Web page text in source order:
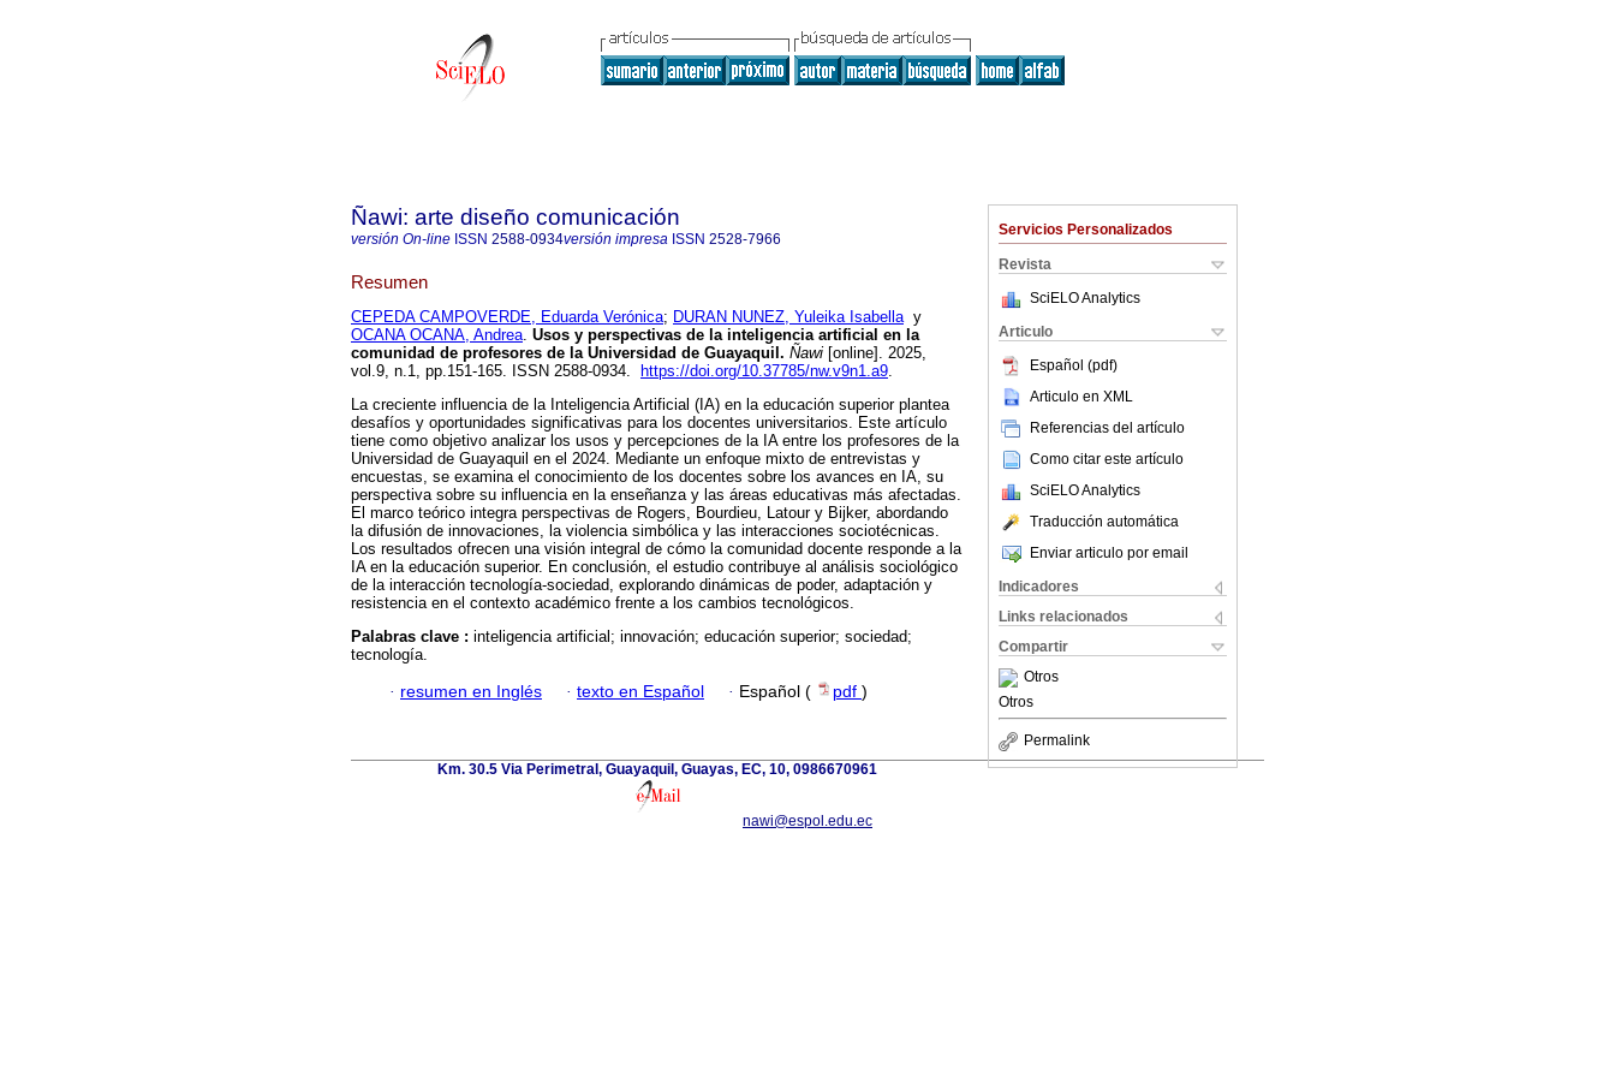
Servicios Personalizados
Revista
SciELO Analytics
Articulo
Español (pdf)
Articulo en XML
Referencias del artículo
Como citar este artículo
SciELO Analytics
Traducción automática
Enviar articulo por email
Indicadores
Links relacionados
Compartir
Otros
Otros
Permalink
Ñawi: arte diseño comunicación
versión On-line ISSN 2588-0934versión impresa ISSN 2528-7966
Resumen
CEPEDA CAMPOVERDE, Eduarda Verónica; DURAN NUNEZ, Yuleika Isabellay
OCANA OCANA, Andrea. Usos y perspectivas de la inteligencia artificial en la
comunidad de profesores de la Universidad de Guayaquil. Ñawi [online]. 2025,
vol.9, n.1, pp.151-165. ISSN 2588-0934.
https://doi.org/10.37785/nw.v9n1.a9.
La creciente influencia de la Inteligencia Artificial (IA) en la educación superior plantea
desafíos y oportunidades significativas para los docentes universitarios. Este artículo
tiene como objetivo analizar los usos y percepciones de la IA entre los profesores de la
Universidad de Guayaquil en el 2024. Mediante un enfoque mixto de entrevistas y
encuestas, se examina el conocimiento de los docentes sobre los avances en IA, su
perspectiva sobre su influencia en la enseñanza y las áreas educativas más afectadas.
El marco teórico integra perspectivas de Rogers, Bourdieu, Latour y Bijker, abordando
la difusión de innovaciones, la violencia simbólica y las interacciones sociotécnicas.
Los resultados ofrecen una visión integral de cómo la comunidad docente responde a la
IA en la educación superior. En conclusión, el estudio contribuye al análisis sociológico
de la interacción tecnología-sociedad, explorando dinámicas de poder, adaptación y
resistencia en el contexto académico frente a los cambios tecnológicos.
Palabras clave : inteligencia artificial; innovación; educación superior; sociedad;
tecnología.
· resumen en Inglés · texto en Español · Español ( pdf )
Km. 30.5 Via Perimetral, Guayaquil, Guayas, EC, 10, 0986670961
nawi@espol.edu.ec